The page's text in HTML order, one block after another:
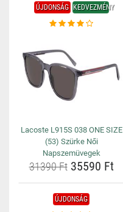
ÚJDONSÁG KEDVEZMÉNY
Lacoste L915S 038 ONE SIZE
(53) Szürke Női
Napszemüvegek
31390 Ft35590 Ft
ÚJDONSÁG